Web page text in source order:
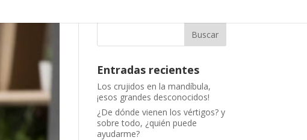
Entradas recientes
Los crujidos en la mandíbula,
¡esos grandes desconocidos!
¿De dónde vienen los vértigos? y
sobre todo, ¿quién puede
ayudarme?